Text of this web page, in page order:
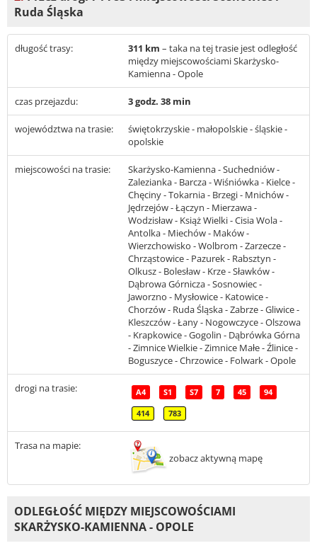
Ruda Śląska
długość trasy: 311 km – taka na tej trasie jest odległość
między miejscowościami Skarżysko-
Kamienna - Opole
czas przejazdu: 3 godz. 38 min
województwa na trasie:
świętokrzyskie - małopolskie - śląskie -
opolskie
miejscowości na trasie:
Skarżysko-Kamienna - Suchedniów -
Zalezianka - Barcza - Wiśniówka - Kielce -
Chęciny - Tokarnia - Brzegi - Mnichów -
Jędrzejów - Łączyn - Mierzawa -
Wodzisław - Książ Wielki - Cisia Wola -
Antolka - Miechów - Maków -
Wierzchowisko - Wolbrom - Zarzecze -
Chrząstowice - Pazurek - Rabsztyn -
Olkusz - Bolesław - Krze - Sławków -
Dąbrowa Górnicza - Sosnowiec -
Jaworzno - Mysłowice - Katowice -
Chorzów - Ruda Śląska - Zabrze - Gliwice -
Kleszczów - Łany - Nogowczyce - Olszowa
- Krapkowice - Gogolin - Dąbrówka Górna
- Zimnice Wielkie - Zimnice Małe - Źlinice -
Boguszyce - Chrzowice - Folwark - Opole
drogi na trasie: A4 S1 S7 7 45 94
414 783
Trasa na mapie:
zobacz aktywną mapę
ODLEGŁOŚĆ MIĘDZY MIEJSCOWOŚCIAMI
SKARŻYSKO-KAMIENNA - OPOLE